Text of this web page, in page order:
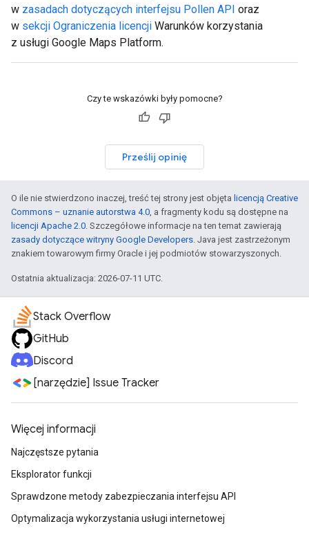
w zasadach dotyczących interfejsu Pollen API oraz
w sekcji Ograniczenia licencji Warunków korzystania
z usługi Google Maps Platform.
Czy te wskazówki były pomocne?
Prześlij opinię
O ile nie stwierdzono inaczej, treść tej strony jest objęta licencją Creative
Commons – uznanie autorstwa 4.0, a fragmenty kodu są dostępne na
licencji Apache 2.0. Szczegółowe informacje na ten temat zawierają
zasady dotyczące witryny Google Developers. Java jest zastrzeżonym
znakiem towarowym firmy Oracle i jej podmiotów stowarzyszonych.
Ostatnia aktualizacja: 2026-07-11 UTC.
Stack Overflow
GitHub
Discord
[narzędzie] Issue Tracker
Więcej informacji
Najczęstsze pytania
Eksplorator funkcji
Sprawdzone metody zabezpieczania interfejsu API
Optymalizacja wykorzystania usługi internetowej